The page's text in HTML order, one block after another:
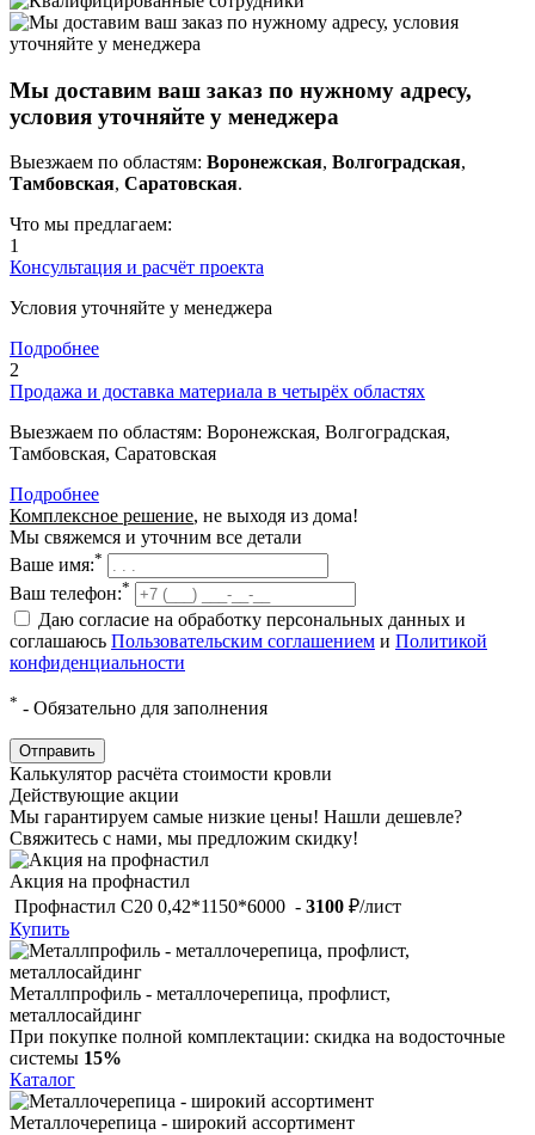
Мы доставим ваш заказ по нужному адресу,
условия уточняйте у менеджера
Выезжаем по областям: Воронежская, Волгоградская,
Тамбовская, Саратовская.
Что мы предлагаем:
1
Консультация и расчёт проекта
Условия уточняйте у менеджера
Подробнее
2
Продажа и доставка материала в четырёх областях
Выезжаем по областям: Воронежская, Волгоградская,
Тамбовская, Саратовская
Подробнее
Комплексное решение, не выходя из дома!
Мы свяжемся и уточним все детали
Ваше имя:*
Ваш телефон:*
Даю согласие на обработку персональных данных и
соглашаюсь Пользовательским соглашением и Политикой
конфиденциальности
* - Обязательно для заполнения
Отправить
Калькулятор расчёта стоимости кровли
Действующие акции
Мы гарантируем самые низкие цены! Нашли дешевле?
Свяжитесь с нами, мы предложим скидку!
Акция на профнастил
Профнастил С20 0,42*1150*6000 - 3100 ₽/лист
Купить
Металлпрофиль - металлочерепица, профлист,
металлосайдинг
При покупке полной комплектации: скидка на водосточные
системы 15%
Каталог
Металлочерепица - широкий ассортимент